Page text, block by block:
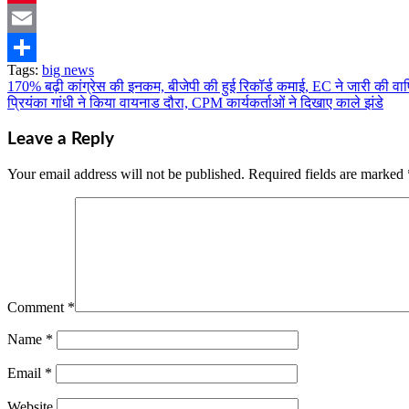
Pinterest
Email
Share
Tags: big news
Post
navigation
170% बढ़ी कांग्रेस की इनकम, बीजेपी की हुई रिकॉर्ड कमाई, EC ने जारी की
प्रियंका गांधी ने किया वायनाड दौरा, CPM कार्यकर्ताओं ने दिखाए काले झंडे
Leave a Reply
Your email address will not be published. Required fields are marked
Comment *
Name *
Email *